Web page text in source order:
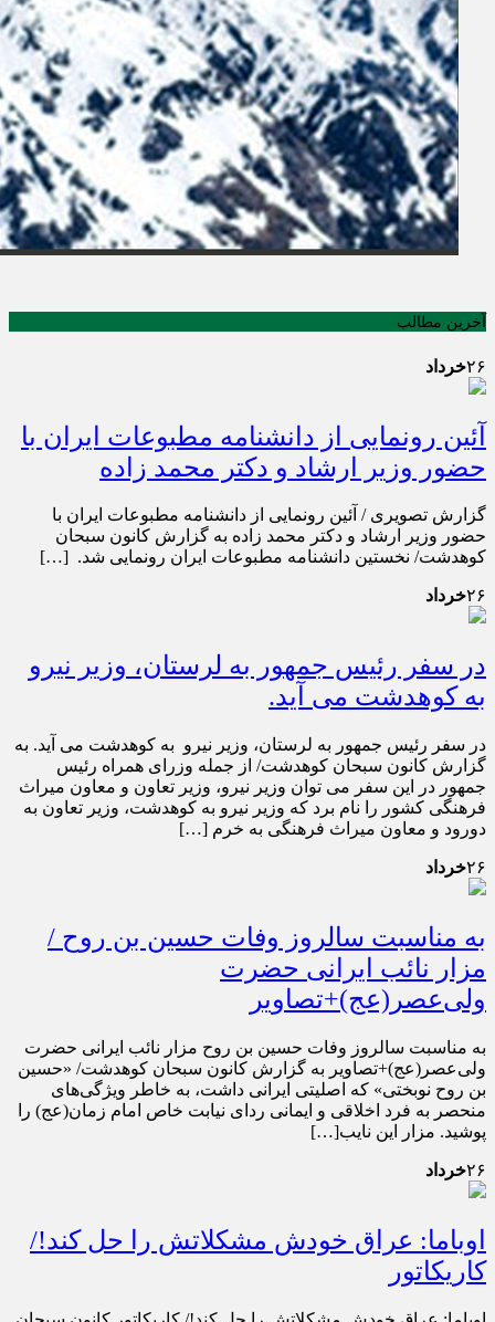
آخرین مطالب
۲۶خرداد
آئین رونمایی از دانشنامه مطبوعات ایران با
حضور وزیر ارشاد و دکتر محمد زاده
گزارش تصویری / آئین رونمایی از دانشنامه مطبوعات ایران با
حضور وزیر ارشاد و دکتر محمد زاده به گزارش کانون سبحان
کوهدشت/ نخستین دانشنامه مطبوعات ایران رونمایی شد. […]
۲۶خرداد
در سفر رئیس جمهور به لرستان، وزیر نیرو
به کوهدشت می آید.
در سفر رئیس جمهور به لرستان، وزیر نیرو به کوهدشت می آید. به
گزارش کانون سبحان کوهدشت/ از جمله وزرای همراه رئیس
جمهور در این سفر می توان وزیر نیرو، وزیر تعاون و معاون میراث
فرهنگی کشور را نام برد که وزیر نیرو به کوهدشت، وزیر تعاون به
دورود و معاون میراث فرهنگی به خرم […]
۲۶خرداد
به مناسبت سالروز وفات حسین‌ بن روح /
مزار نائب ایرانی حضرت
ولی‌عصر(عج)+تصاویر
به مناسبت سالروز وفات حسین‌ بن روح مزار نائب ایرانی حضرت
ولی‌عصر(عج)+تصاویر به گزارش کانون سبحان کوهدشت/ «حسین
‌بن روح نوبختی» که اصلیتی ایرانی داشت، به خاطر ویژگی‌های
منحصر به فرد اخلاقی و ایمانی ردای نیابت خاص امام زمان(عج) را
پوشید. مزار این نایب[…]
۲۶خرداد
اوباما: عراق خودش مشکلاتش را حل کند!/
کاریکاتور